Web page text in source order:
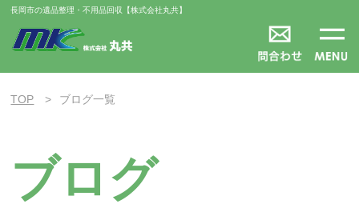
長岡市の遺品整理・不用品回収【株式会社丸共】
TOP ブログ一覧
ブログ